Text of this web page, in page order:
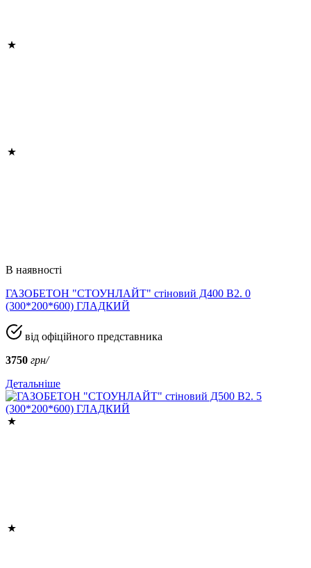
В наявності
ГАЗОБЕТОН "СТОУНЛАЙТ" стіновий Д400 В2. 0
(300*200*600) ГЛАДКИЙ
від офіційного представника
3750 грн/
Детальніше